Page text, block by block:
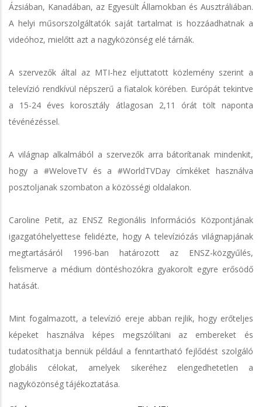
Ázsiában, Kanadában, az Egyesült Államokban és Ausztráliában.
A helyi műsorszolgáltatók saját tartalmat is hozzáadhatnak a
videóhoz, mielőtt azt a nagyközönség elé tárnák.
A szervezők által az MTI-hez eljuttatott közlemény szerint a
televízió rendkívül népszerű a fiatalok körében. Európát tekintve
a 15-24 éves korosztály átlagosan 2,11 órát tölt naponta
tévénézéssel.
A világnap alkalmából a szervezők arra bátorítanak mindenkit,
hogy a #WeloveTV és a #WorldTVDay címkéket használva
posztoljanak szombaton a közösségi oldalakon.
Caroline Petit, az ENSZ Regionális Információs Központjának
igazgatóhelyettese felidézte, hogy A televíziózás világnapjának
megtartásáról 1996-ban határozott az ENSZ-közgyűlés,
felismerve a médium döntéshozókra gyakorolt egyre erősödő
hatását.
Mint fogalmazott, a televízió ereje abban rejlik, hogy erőteljes
képeket használva képes megszólítani az embereket és
tudatosíthatja bennük például a fenntartható fejlődést szolgáló
globális célokat, amelyek sikeréhez elengedhetetlen a
nagyközönség tájékoztatása.